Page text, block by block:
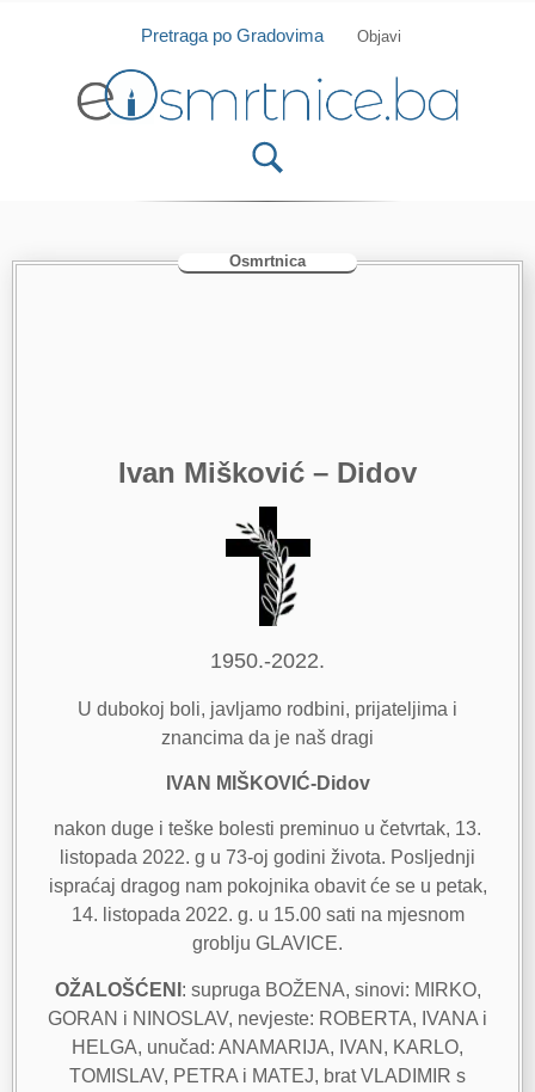
Isprobajte našu Android i IOS aplikaciju
Pretraga po Gradovima Objavi
Osmrtnica
Ivan Mišković – Didov
1950.-2022.
U dubokoj boli, javljamo rodbini, prijateljima i
znancima da je naš dragi
IVAN MIŠKOVIĆ-Didov
nakon duge i teške bolesti preminuo u četvrtak, 13.
listopada 2022. g u 73-oj godini života. Posljednji
ispraćaj dragog nam pokojnika obavit će se u petak,
14. listopada 2022. g. u 15.00 sati na mjesnom
groblju GLAVICE.
OŽALOŠĆENI : supruga BOŽENA, sinovi: MIRKO,
GORAN i NINOSLAV, nevjeste: ROBERTA, IVANA i
HELGA, unučad: ANAMARIJA, IVAN, KARLO,
TOMISLAV, PETRA i MATEJ, brat VLADIMIR s